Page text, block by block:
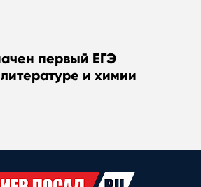
первый ЕГЭ
и химии